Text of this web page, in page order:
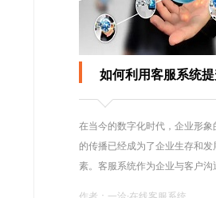
如何利用客服系统提升企业
在当今的数字化时代，企业形
的传播已经成为了企业生存和发
素。客服系统作为企业与客户沟